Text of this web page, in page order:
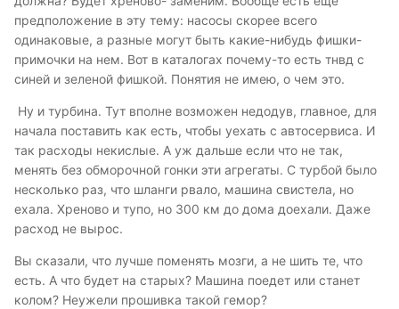
предположение в эту тему: насосы скорее всего
одинаковые, а разные могут быть какие-нибудь фишки-
примочки на нем. Вот в каталогах почему-то есть тнвд с
синей и зеленой фишкой. Понятия не имею, о чем это.
Ну и турбина. Тут вполне возможен недодув, главное, для
начала поставить как есть, чтобы уехать с автосервиса. И
так расходы некислые. А уж дальше если что не так,
менять без обморочной гонки эти агрегаты. С турбой было
несколько раз, что шланги рвало, машина свистела, но
ехала. Хреново и тупо, но 300 км до дома доехали. Даже
расход не вырос.
Вы сказали, что лучше поменять мозги, а не шить те, что
есть. А что будет на старых? Машина поедет или станет
колом? Неужели прошивка такой гемор?